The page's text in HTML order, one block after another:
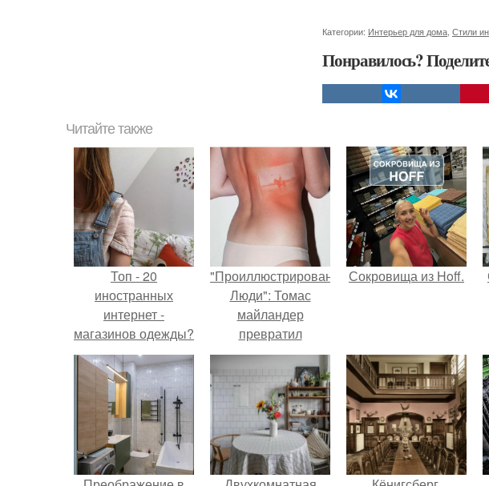
Категории: Интерьер для дома Стили
Понравилось?
Читайте также
Топ - 20
иностранных
интернет -
магазинов одежды?
"Проиллюстрированные
Люди": Томас
майландер
превратил
солнечные ожоги в
арт - объект.
Сокровища из Hoff.